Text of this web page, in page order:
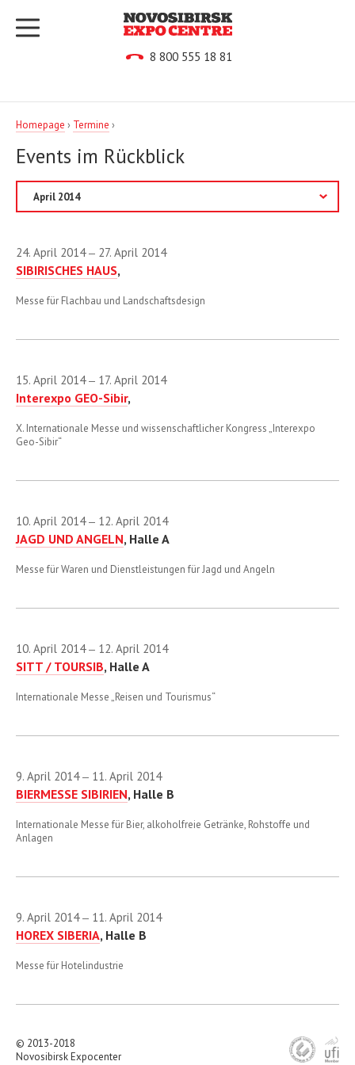
8 800 555 18 81
Homepage › Termine ›
Events im Rückblick
2014
Februar
Mai
August
November
Dezember
2017
2018
2019
2020
24. April 2014— 27. April 2014
SIBIRISCHES HAUS,
Messe für Flachbau und Landschaftsdesign
15. April 2014— 17. April 2014
Interexpo GEO-Sibir,
X. Internationale Messe und wissenschaftlicher Kongress „Interexpo
Geo-Sibir“
10. April 2014— 12. April 2014
JAGD UND ANGELN, Halle A
Messe für Waren und Dienstleistungen für Jagd und Angeln
10. April 2014— 12. April 2014
SITT / TOURSIB, Halle A
Internationale Messe „Reisen und Tourismus“
9. April 2014— 11. April 2014
BIERMESSE SIBIRIEN, Halle B
Internationale Messe für Bier, alkoholfreie Getränke, Rohstoffe und
Anlagen
9. April 2014— 11. April 2014
HOREX SIBERIA, Halle B
Messe für Hotelindustrie
© 2013-2018
Novosibirsk Expocenter